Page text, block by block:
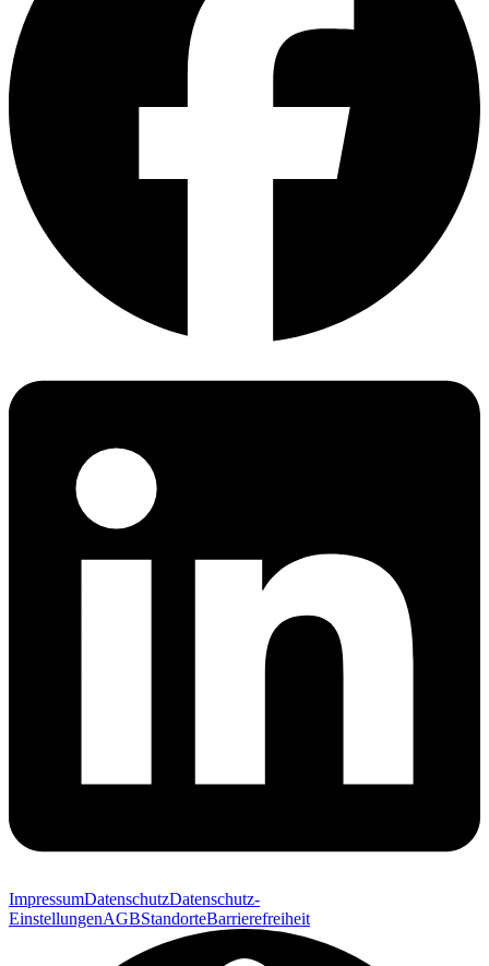
ImpressumDatenschutzDatenschutz-
EinstellungenAGBStandorteBarrierefreiheit